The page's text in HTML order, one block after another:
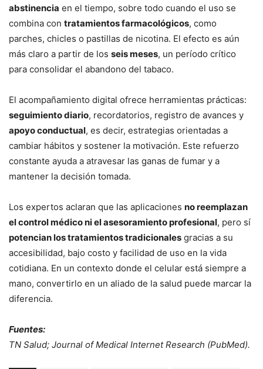
abstinencia en el tiempo, sobre todo cuando el uso se
combina con tratamientos farmacológicos, como
parches, chicles o pastillas de nicotina. El efecto es aún
más claro a partir de los seis meses, un período crítico
para consolidar el abandono del tabaco.
El acompañamiento digital ofrece herramientas prácticas:
seguimiento diario, recordatorios, registro de avances y
apoyo conductual, es decir, estrategias orientadas a
cambiar hábitos y sostener la motivación. Este refuerzo
constante ayuda a atravesar las ganas de fumar y a
mantener la decisión tomada.
Los expertos aclaran que las aplicaciones no reemplazan
el control médico ni el asesoramiento profesional, pero sí
potencian los tratamientos tradicionales gracias a su
accesibilidad, bajo costo y facilidad de uso en la vida
cotidiana. En un contexto donde el celular está siempre a
mano, convertirlo en un aliado de la salud puede marcar la
diferencia.
Fuentes:
TN Salud; Journal of Medical Internet Research (PubMed).